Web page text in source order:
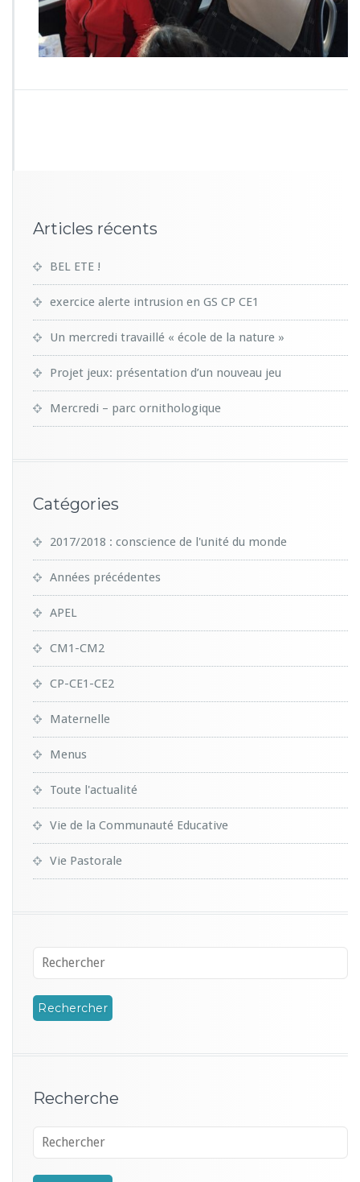
_
0
1
Articles récents
BEL ETE !
exercice alerte intrusion en GS CP CE1
Un mercredi travaillé « école de la nature »
Projet jeux: présentation d’un nouveau jeu
Mercredi – parc ornithologique
Catégories
2017/2018 : conscience de l'unité du monde
Années précédentes
APEL
CM1-CM2
CP-CE1-CE2
Maternelle
Menus
Toute l'actualité
Vie de la Communauté Educative
Vie Pastorale
Recherche